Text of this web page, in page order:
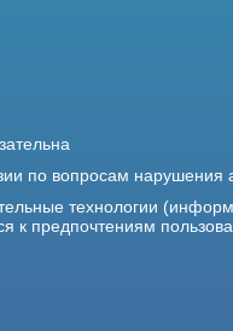
по вопросам нарушения
технологии
к предпочтениям